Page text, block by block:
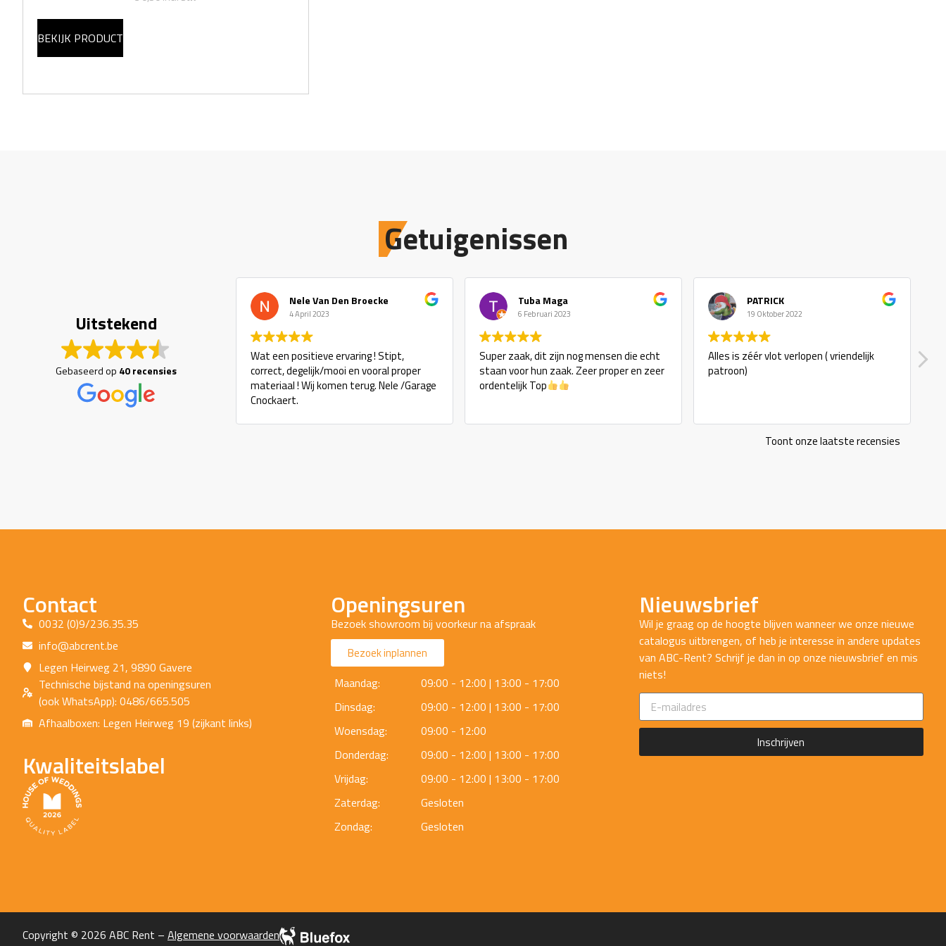
BEKIJK PRODUCT
Getuigenissen
Uitstekend
Gebaseerd op 40 recensies
Nele Van Den Broecke
4 April 2023
Wat een positieve ervaring ! Stipt,
correct, degelijk/mooi en vooral proper
materiaal ! Wij komen terug. Nele /Garage
Cnockaert.
Tuba Maga
6 Februari 2023
Super zaak, dit zijn nog mensen die echt
staan voor hun zaak. Zeer proper en zeer
ordentelijk Top
PATRICK
19 Oktober 2022
Alles is zéér vlot verlopen ( vriendelijk
patroon)
Toont onze laatste recensies
Contact
0032 (0)9/236.35.35
info@abcrent.be
Legen Heirweg 21, 9890 Gavere
Technische bijstand na openingsuren
(ook WhatsApp): 0486/665.505
Afhaalboxen: Legen Heirweg 19 (zijkant links)
Kwaliteitslabel
Openingsuren
Bezoek showroom bij voorkeur na afspraak
Bezoek inplannen
Maandag:
09:00 - 12:00 | 13:00 - 17:00
Dinsdag:
09:00 - 12:00 | 13:00 - 17:00
Woensdag:
09:00 - 12:00
Donderdag:
09:00 - 12:00 | 13:00 - 17:00
Vrijdag:
09:00 - 12:00 | 13:00 - 17:00
Zaterdag:
Gesloten
Zondag:
Gesloten
Nieuwsbrief
Wil je graag op de hoogte blijven wanneer we onze nieuwe
catalogus uitbrengen, of heb je interesse in andere updates
van ABC-Rent? Schrijf je dan in op onze nieuwsbrief en mis
niets!
Inschrijven
Copyright © 2026 ABC Rent – Algemene voorwaarden